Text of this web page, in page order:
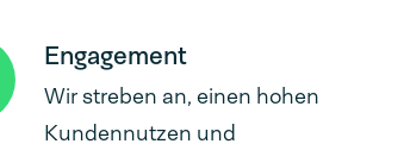
Engagement
Wir streben an, einen hohen
Kundennutzen und